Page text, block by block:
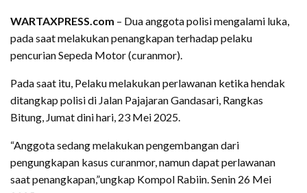
WARTAXPRESS.com – Dua anggota polisi mengalami luka,
pada saat melakukan penangkapan terhadap pelaku
pencurian Sepeda Motor (curanmor).
Pada saat itu, Pelaku melakukan perlawanan ketika hendak
ditangkap polisi di Jalan Pajajaran Gandasari, Rangkas
Bitung, Jumat dini hari, 23 Mei 2025.
“Anggota sedang melakukan pengembangan dari
pengungkapan kasus curanmor, namun dapat perlawanan
saat penangkapan,”ungkap Kompol Rabiin. Senin 26 Mei